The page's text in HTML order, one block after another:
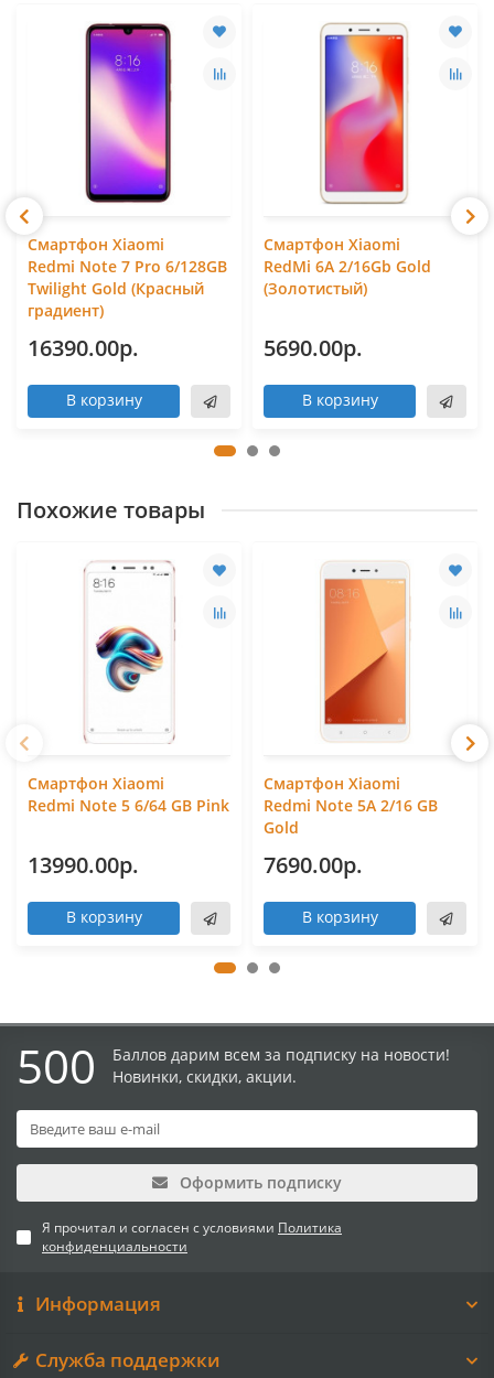
Смартфон Xiaomi
Redmi Note 7 Pro 6/128GB
Twilight Gold (Красный
градиент)
16390.00р.
В корзину
Смартфон Xiaomi
RedMi 6A 2/16Gb Gold
(Золотистый)
5690.00р.
В корзину
Похожие товары
Смартфон Xiaomi
Redmi Note 5 6/64 GB Pink
13990.00р.
В корзину
Смартфон Xiaomi
Redmi Note 5A 2/16 GB
Gold
7690.00р.
В корзину
500
Баллов дарим всем за подписку на новости!
Новинки, скидки, акции.
Оформить подписку
Я прочитал и согласен с условиями Политика
конфиденциальности
Информация
Служба поддержки